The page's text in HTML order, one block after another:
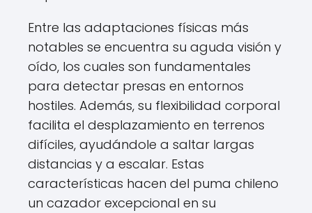
Entre las adaptaciones físicas más
notables se encuentra su aguda visión y
oído, los cuales son fundamentales
para detectar presas en entornos
hostiles. Además, su flexibilidad corporal
facilita el desplazamiento en terrenos
difíciles, ayudándole a saltar largas
distancias y a escalar. Estas
características hacen del puma chileno
un cazador excepcional en su